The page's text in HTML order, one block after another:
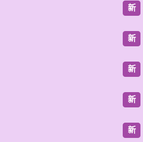
新
新
新
新
新